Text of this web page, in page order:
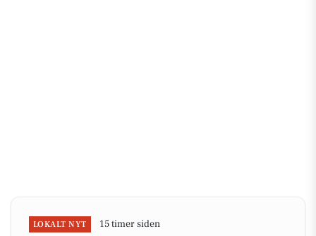
LOKALT NYT 15 timer siden